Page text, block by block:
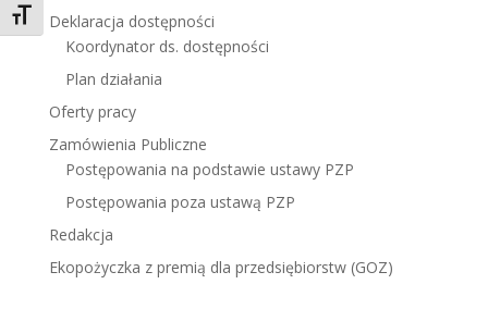
Toggle Font size
Deklaracja dostępności
Koordynator ds. dostępności
Plan działania
Oferty pracy
Zamówienia Publiczne
Postępowania na podstawie ustawy PZP
Postępowania poza ustawą PZP
Redakcja
Ekopożyczka z premią dla przedsiębiorstw (GOZ)